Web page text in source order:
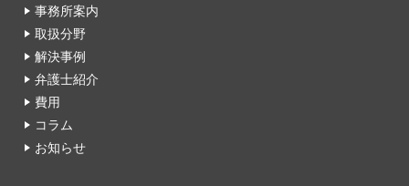
事務所案内
取扱分野
解決事例
弁護士紹介
費用
コラム
お知らせ